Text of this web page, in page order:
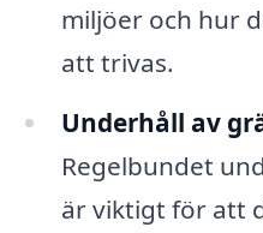
miljöer och hur
att trivas.
Underhåll av
Regelbundet
är viktigt för att